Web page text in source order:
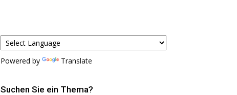
Powered by Translate
Suchen Sie ein Thema?